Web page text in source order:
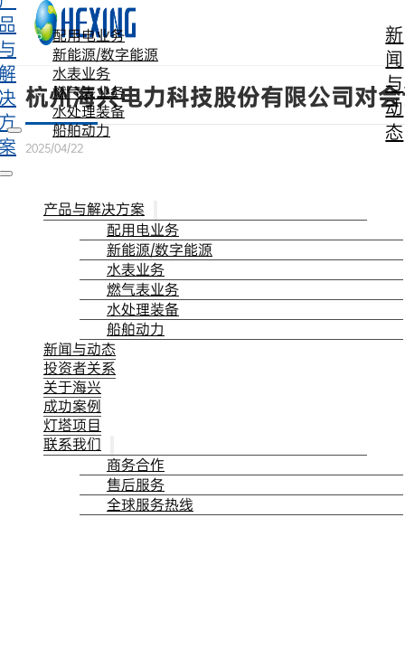
跳转到主要内容 跳转到页脚
配用电业务
新能源/数字能源
水表业务
燃气表业务
水处理装备
船舶动力
新
闻
与
动
态
产品与解决方案
配用电业务
新能源/数字能源
水表业务
燃气表业务
水处理装备
船舶动力
新闻与动态
投资者关系
关于海兴
成功案例
灯塔项目
联系我们
商务合作
售后服务
全球服务热线
杭州海兴电力科技股份有限公司对
2025/04/22